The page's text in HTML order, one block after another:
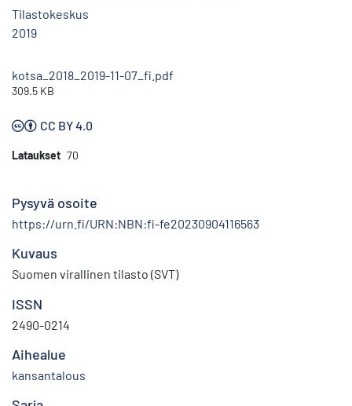
Tilastokeskus
2019
kotsa_2018_2019-11-07_fi.pdf
309.5 KB
CC BY 4.0
Lataukset 70
Pysyvä osoite
https://urn.fi/URN:NBN:fi-fe20230904116563
Kuvaus
Suomen virallinen tilasto (SVT)
ISSN
2490-0214
Aihealue
kansantalous